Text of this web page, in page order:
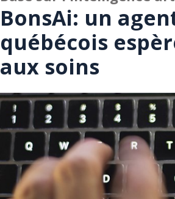
BonsAi: un
québécois
aux soins